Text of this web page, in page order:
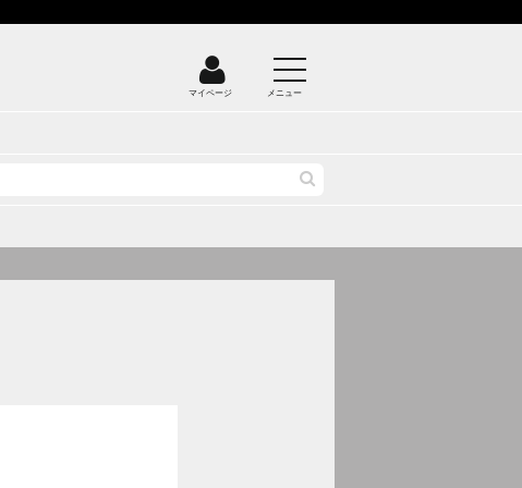
マイページ メニュー